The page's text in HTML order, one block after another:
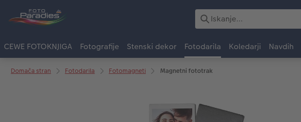
CEWE FOTOKNJIGA Fotografije Stenski dekor Fotodarila Koledarji Navdih
Domača stran Fotodarila Fotomagneti Magnetni fototrak